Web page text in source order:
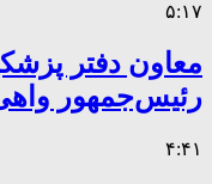
۵:۱۷
معاون دفتر
رئیس‌جمهور
۴:۴۱